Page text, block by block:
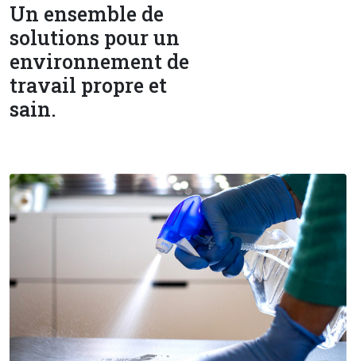
Un ensemble de
solutions pour un
environnement de
travail propre et
sain.